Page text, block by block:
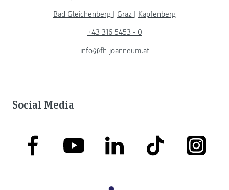
Bad Gleichenberg | Graz | Kapfenberg
+43 316 5453 - 0
info@fh-joanneum.at
Social Media
link to facebooklink to youtubelink to linkedinlink to tiktok link to